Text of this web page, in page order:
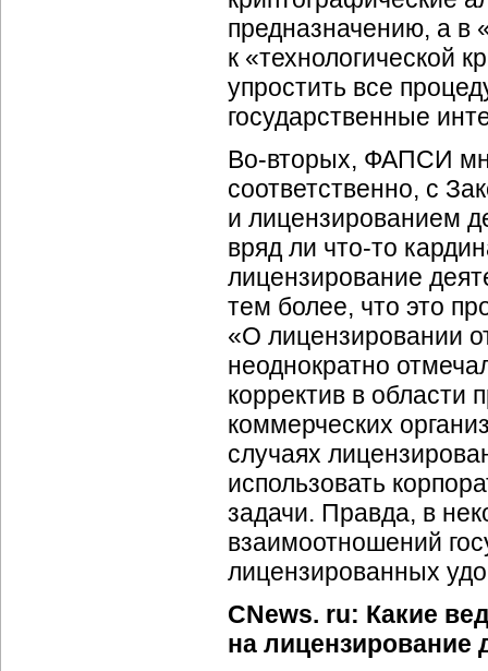
предназначению, а в
к «технологической
упростить все
государственные
Во-вторых, ФАПСИ
соответственно, с
и лицензированием
вряд ли что-то
лицензирование
тем более, что это
«О лицензировании
неоднократно
корректив в
коммерческих
случаях
использовать
задачи. Правда, в
взаимоотношений
лицензированных
CNews. ru: Какие
на лицензирование